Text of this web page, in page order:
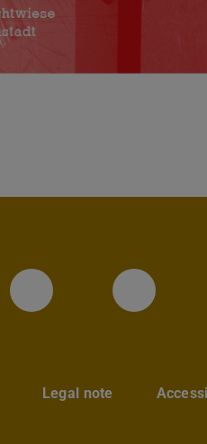
Instagram-
Legal note